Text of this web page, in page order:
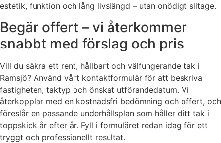
estetik, funktion och lång livslängd – utan onödigt slitage.
Begär offert – vi återkommer
snabbt med förslag och pris
Vill du säkra ett rent, hållbart och välfungerande tak i
Ramsjö? Använd vårt kontaktformulär för att beskriva
fastigheten, taktyp och önskat utförandedatum. Vi
återkopplar med en kostnadsfri bedömning och offert, och
föreslår en passande underhållsplan som håller ditt tak i
toppskick år efter år. Fyll i formuläret redan idag för ett
tryggt och professionellt resultat.